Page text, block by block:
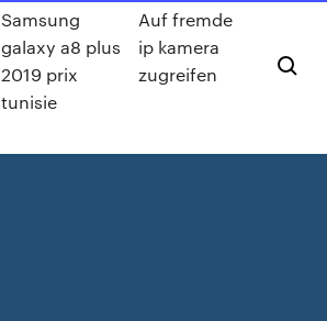
Samsung
galaxy a8 plus
2019 prix
tunisie
Auf fremde
ip kamera
zugreifen